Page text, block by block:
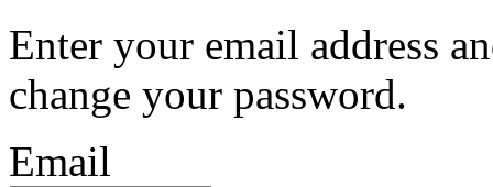
Enter your email address
change your password.
Email